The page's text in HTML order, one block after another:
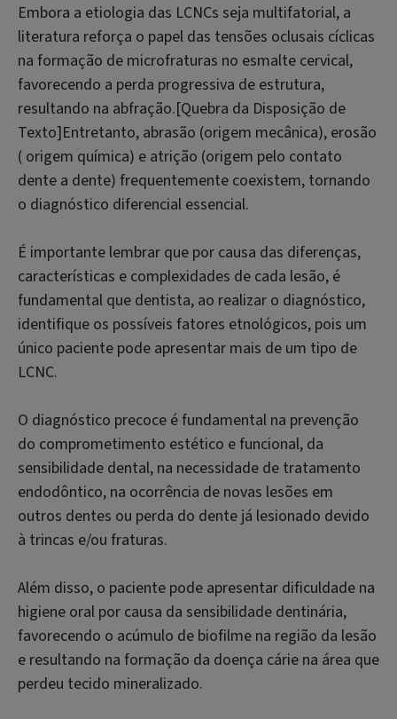
Embora a etiologia das LCNCs seja multifatorial, a
literatura reforça o papel das tensões oclusais cíclicas
na formação de microfraturas no esmalte cervical,
favorecendo a perda progressiva de estrutura,
resultando na abfração.[Quebra da Disposição de
Texto]Entretanto, abrasão (origem mecânica), erosão
( origem química) e atrição (origem pelo contato
dente a dente) frequentemente coexistem, tornando
o diagnóstico diferencial essencial.
É importante lembrar que por causa das diferenças,
características e complexidades de cada lesão, é
fundamental que dentista, ao realizar o diagnóstico,
identifique os possíveis fatores etnológicos, pois um
único paciente pode apresentar mais de um tipo de
LCNC.
O diagnóstico precoce é fundamental na prevenção
do comprometimento estético e funcional, da
sensibilidade dental, na necessidade de tratamento
endodôntico, na ocorrência de novas lesões em
outros dentes ou perda do dente já lesionado devido
à trincas e/ou fraturas.
Além disso, o paciente pode apresentar dificuldade na
higiene oral por causa da sensibilidade dentinária,
favorecendo o acúmulo de biofilme na região da lesão
e resultando na formação da doença cárie na área que
perdeu tecido mineralizado.